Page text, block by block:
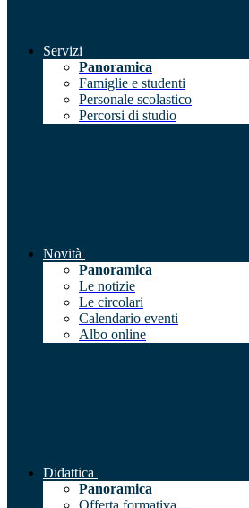
Servizi
Panoramica
Famiglie e studenti
Personale scolastico
Percorsi di studio
Novità
Panoramica
Le notizie
Le circolari
Calendario eventi
Albo online
Didattica
Panoramica